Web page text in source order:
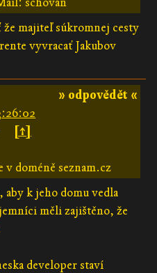
že majiteľ súkromnej cesty
vyvracať Jakubov
» odpovědět «
[↑]
doméně seznam.cz
aby k jeho domu vedla
měli zajištěno, že
developer staví